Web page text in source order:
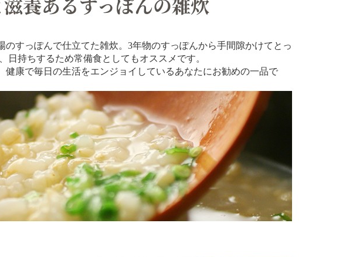
のすっぽんで仕立てた雑炊。3年物のすっぽんから手間隙かけてとっ
持ちするため常備食としてもオススメです。
康で毎日の生活をエンジョイしているあなたにお勧めの一品で